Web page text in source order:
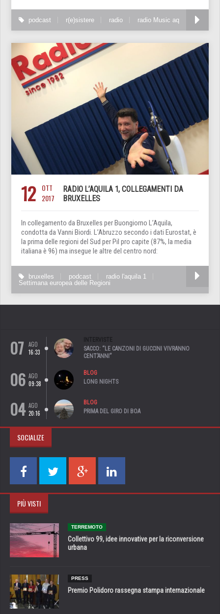
podcast r(e)sistere radio radio Music aq
12
OTT
2017
RADIO L’AQUILA 1, COLLEGAMENTI DA
BRUXELLES
In collegamento da Bruxelles per Buongiorno L’Aquila,
condotta da Vanni Biordi. L’Abruzzo secondo i dati Eurostat, è
la prima delle regioni del Sud per Pil pro capite (87%, la media
italiana è 96) ma insegue le altre del centro nord:
bruxelles podcast
radio l'aquila 1
Settimana europea delle Regioni
07
AGO
16:33
INTERVISTE
SACCO: “LE CANZONI DI GUCCINI VIVRANNO
CENT’ANNI”
06 AGO
09:38
BLOG
LONG NIGHTS
04 AGO
20:16
BLOG
PRIMA DEL GIRO DI BOA
SOCIALIZE
PIÙ VISTI
TERREMOTO
Collettivo 99, idee innovative per la riconversione
urbana
PRESS
Premio Polidoro rassegna stampa internazionale